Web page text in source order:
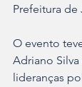
Prefeitura de
O evento
Adriano
lideranças